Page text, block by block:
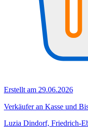
Erstellt am 29.06.2026
Verkäufer an Kasse und
Luzia Dindorf, Friedrich-